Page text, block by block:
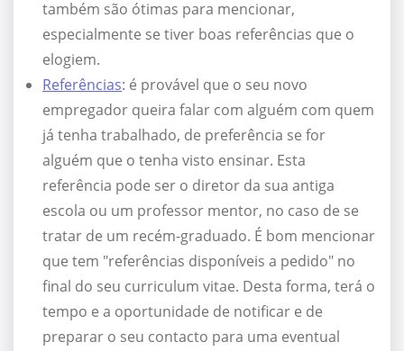
também são ótimas para mencionar,
especialmente se tiver boas referências que o
elogiem.
Referências: é provável que o seu novo
empregador queira falar com alguém com quem
já tenha trabalhado, de preferência se for
alguém que o tenha visto ensinar. Esta
referência pode ser o diretor da sua antiga
escola ou um professor mentor, no caso de se
tratar de um recém-graduado. É bom mencionar
que tem "referências disponíveis a pedido" no
final do seu curriculum vitae. Desta forma, terá o
tempo e a oportunidade de notificar e de
preparar o seu contacto para uma eventual